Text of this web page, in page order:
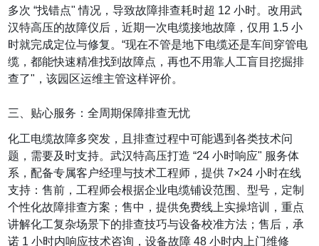
多次 “找错点" 情况，导致故障排查耗时超 12 小时。改用武
汉特高压的故障仪后，近期一次电缆接地故障，仅用 1.5 小
时就完成定位与修复。“现在不管是地下电缆还是车间穿管电
缆，都能快速精准找到故障点，再也不用靠人工盲目挖掘排
查了"，该园区运维主管这样评价。
三、贴心服务：全周期保障排查无忧
化工电缆故障多突发，且排查过程中可能遇到各类技术问
题，需要及时支持。武汉特高压打造 “24 小时响应" 服务体
系，配备专属客户经理与技术工程师，提供 7×24 小时在线
支持：售前，工程师会根据企业电缆铺设范围、型号，定制
个性化故障排查方案；售中，提供免费线上实操培训，重点
讲解化工复杂场景下的排查技巧与设备校准方法；售后，承
诺 1 小时内响应技术咨询，设备故障 48 小时内上门维修